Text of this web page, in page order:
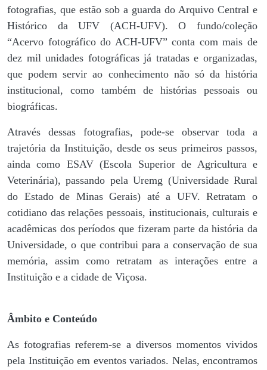
fotografias, que estão sob a guarda do Arquivo Central e
Histórico da UFV (ACH-UFV). O fundo/coleção
“Acervo fotográfico do ACH-UFV” conta com mais de
dez mil unidades fotográficas já tratadas e organizadas,
que podem servir ao conhecimento não só da história
institucional, como também de histórias pessoais ou
biográficas.
Através dessas fotografias, pode-se observar toda a
trajetória da Instituição, desde os seus primeiros passos,
ainda como ESAV (Escola Superior de Agricultura e
Veterinária), passando pela Uremg (Universidade Rural
do Estado de Minas Gerais) até a UFV. Retratam o
cotidiano das relações pessoais, institucionais, culturais e
acadêmicas dos períodos que fizeram parte da história da
Universidade, o que contribui para a conservação de sua
memória, assim como retratam as interações entre a
Instituição e a cidade de Viçosa.
Âmbito e Conteúdo
As fotografias referem-se a diversos momentos vividos
pela Instituição em eventos variados. Nelas, encontramos